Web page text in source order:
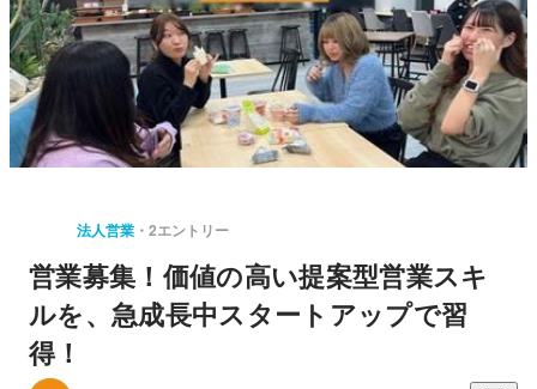
法人営業 2エントリー
営業募集！価値の高い提案型営業スキ
ルを、急成長中スタートアップで習
得！